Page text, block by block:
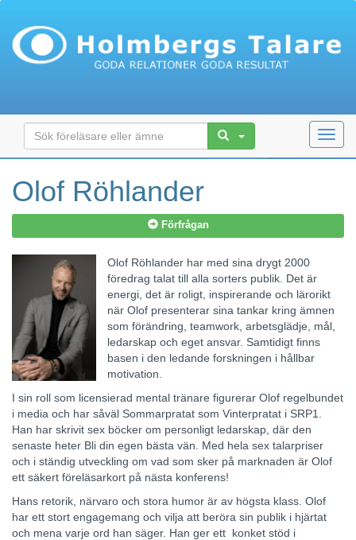
Olof Röhlander
Förfrågan
Olof Röhlander har med sina drygt 2000
föredrag talat till alla sorters publik. Det är
energi, det är roligt, inspirerande och lärorikt
när Olof presenterar sina tankar kring ämnen
som förändring, teamwork, arbetsglädje, mål,
ledarskap och eget ansvar. Samtidigt finns
basen i den ledande forskningen i hållbar
motivation.
I sin roll som licensierad mental tränare figurerar Olof regelbundet
i media och har såväl Sommarpratat som Vinterpratat i SRP1.
Han har skrivit sex böcker om personligt ledarskap, där den
senaste heter Bli din egen bästa vän. Med hela sex talarpriser
och i ständig utveckling om vad som sker på marknaden är Olof
ett säkert föreläsarkort på nästa konferens!
Hans retorik, närvaro och stora humor är av högsta klass. Olof
har ett stort engagemang och vilja att beröra sin publik i hjärtat
och mena varje ord han säger. Han ger ett konket stöd i